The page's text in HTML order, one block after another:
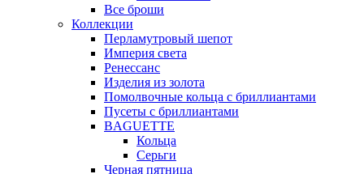
Все броши
Коллекции
Перламутровый шепот
Империя света
Ренессанс
Изделия из золота
Помолвочные кольца с бриллиантами
Пусеты с бриллиантами
BAGUETTE
Кольца
Серьги
Черная пятница